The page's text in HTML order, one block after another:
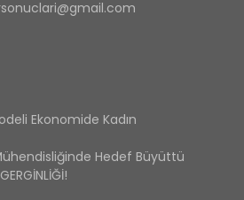
Ekonomide Kadın
Hedef Büyüttü